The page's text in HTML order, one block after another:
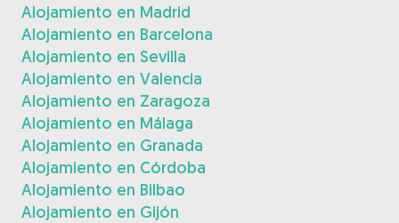
Alojamiento en Madrid
Alojamiento en Barcelona
Alojamiento en Sevilla
Alojamiento en Valencia
Alojamiento en Zaragoza
Alojamiento en Málaga
Alojamiento en Granada
Alojamiento en Córdoba
Alojamiento en Bilbao
Alojamiento en Gijón